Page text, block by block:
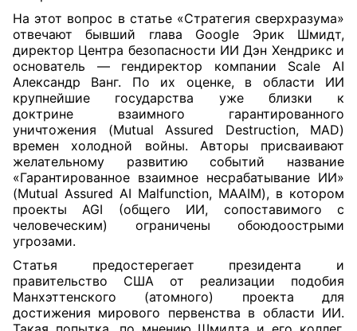
На этот вопрос в статье «Стратегия сверхразума»
отвечают бывший глава Google Эрик Шмидт,
директор Центра безопасности ИИ Дэн Хендрикс и
основатель — гендиректор компании Scale AI
Александр Ванг. По их оценке, в области ИИ
крупнейшие государства уже близки к
доктрине взаимного гарантированного
уничтожения (Mutual Assured Destruction, MAD)
времен холодной войны. Авторы присваивают
желательному развитию событий название
«Гарантированное взаимное несрабатывание ИИ»
(Mutual Assured AI Malfunction, MAАIM), в котором
проекты AGI (общего ИИ, сопоставимого с
человеческим) ограничены обоюдоострыми
угрозами.
Статья предостерегает президента и
правительство США от реализации подобия
Манхэттенского (атомного) проекта для
достижения мирового первенства в области ИИ.